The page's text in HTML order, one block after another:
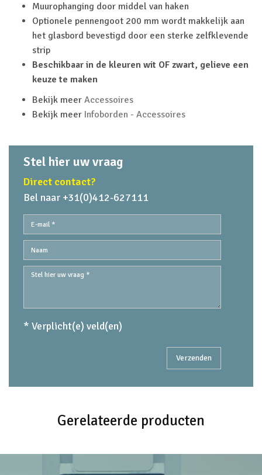
Muurophanging door middel van haken
Optionele pennengoot 200 mm wordt makkelijk aan
het glasbord bevestigd door een sterke zelfklevende
strip
Beschikbaar in de kleuren wit OF zwart, gelieve een
keuze te maken
Bekijk meer Accessoires
Bekijk meer Infoborden - Accessoires
Stel hier uw vraag
Direct contact?
Bel naar +31(0)412-627111
* Verplicht(e) veld(en)
Gerelateerde producten